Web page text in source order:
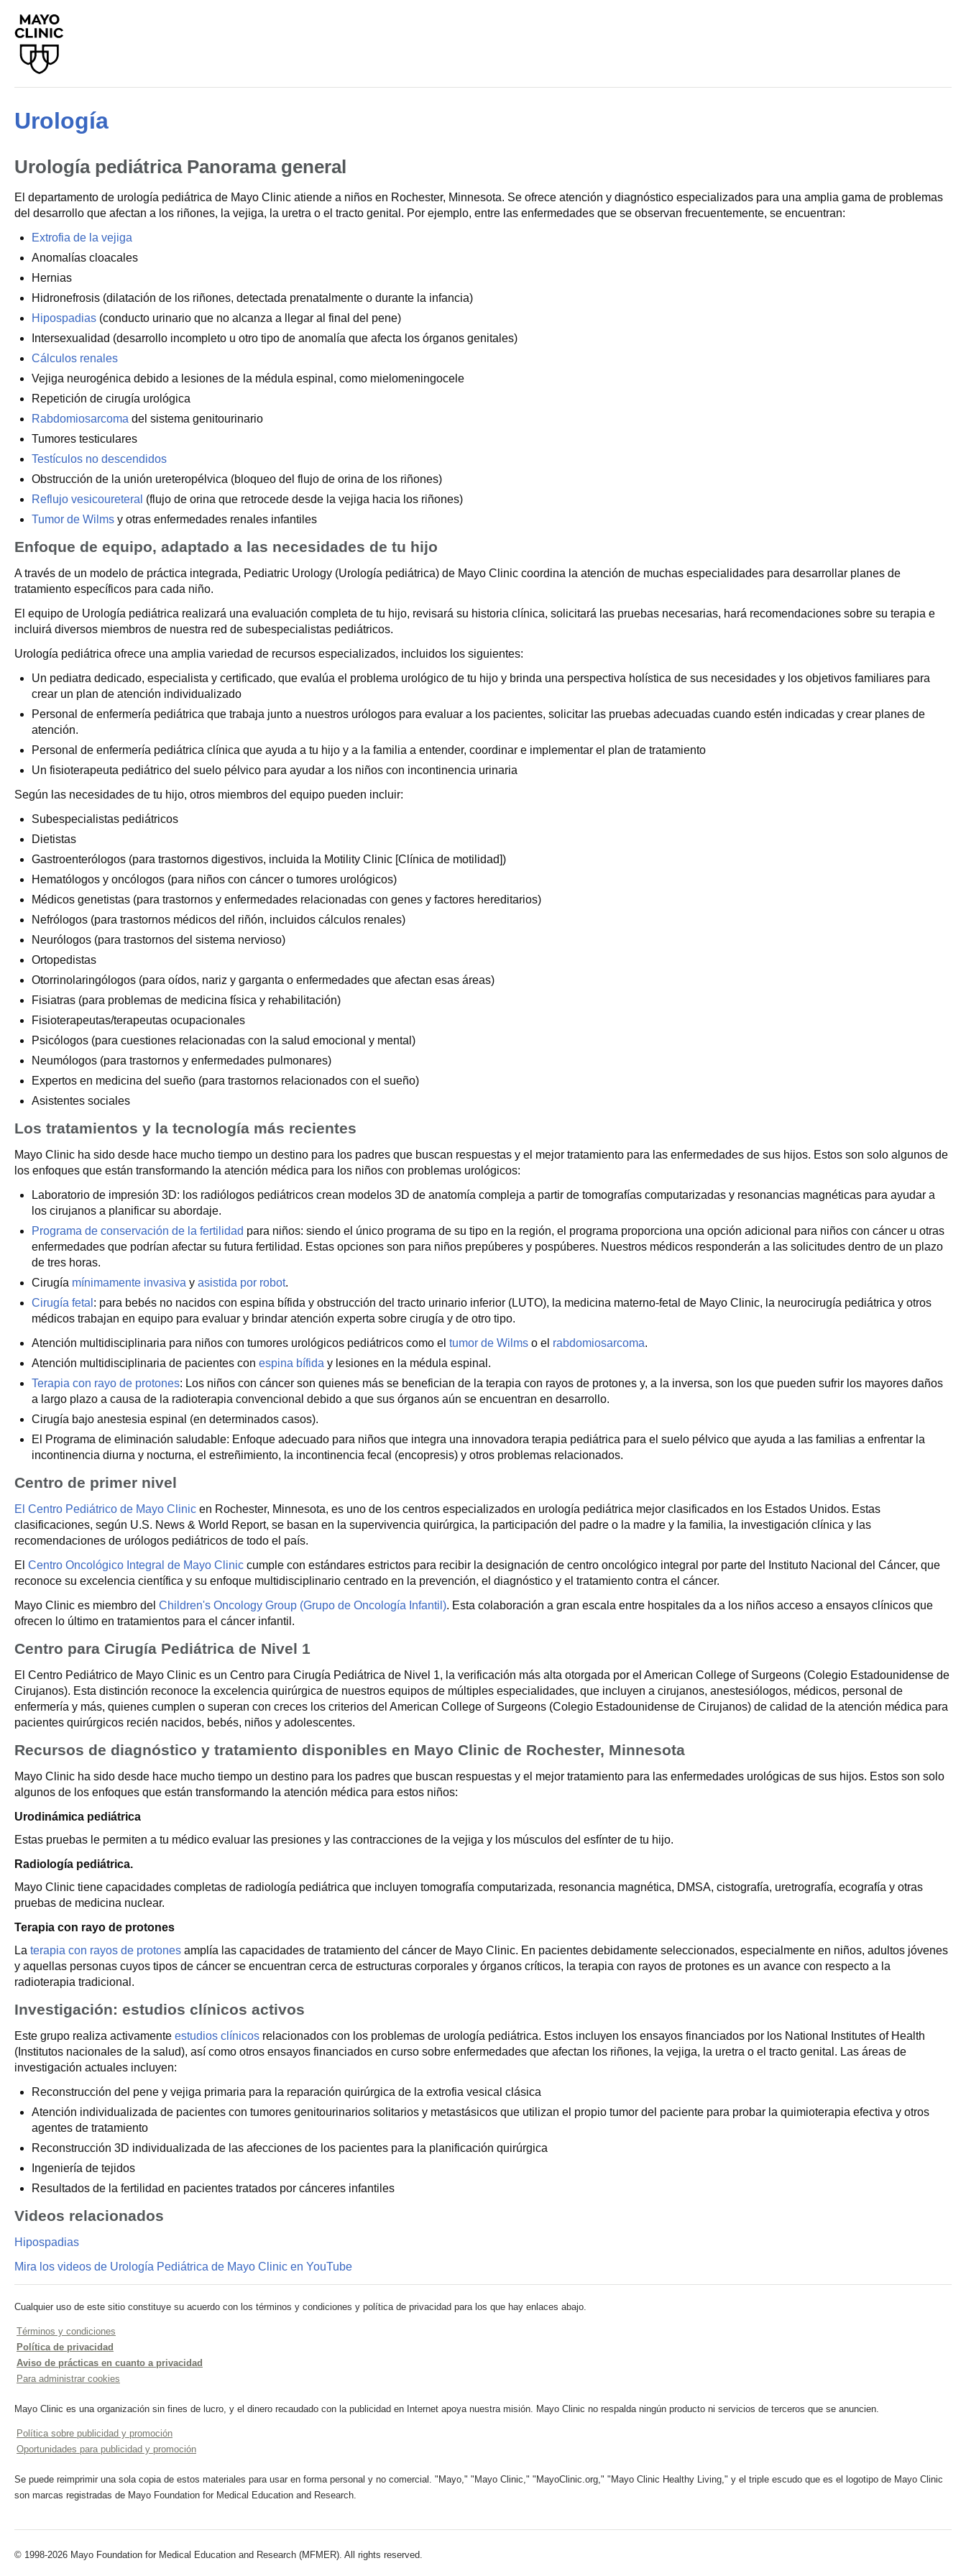
Urología
Urología pediátrica Panorama general
El departamento de urología pediátrica de Mayo Clinic atiende a niños en Rochester, Minnesota. Se ofrece atención y diagnóstico especializados para una amplia gama de problemas
del desarrollo que afectan a los riñones, la vejiga, la uretra o el tracto genital. Por ejemplo, entre las enfermedades que se observan frecuentemente, se encuentran:
Extrofia de la vejiga
Anomalías cloacales
Hernias
Hidronefrosis (dilatación de los riñones, detectada prenatalmente o durante la infancia)
Hipospadias (conducto urinario que no alcanza a llegar al final del pene)
Intersexualidad (desarrollo incompleto u otro tipo de anomalía que afecta los órganos genitales)
Cálculos renales
Vejiga neurogénica debido a lesiones de la médula espinal, como mielomeningocele
Repetición de cirugía urológica
Rabdomiosarcoma del sistema genitourinario
Tumores testiculares
Testículos no descendidos
Obstrucción de la unión ureteropélvica (bloqueo del flujo de orina de los riñones)
Reflujo vesicoureteral (flujo de orina que retrocede desde la vejiga hacia los riñones)
Tumor de Wilms y otras enfermedades renales infantiles
Enfoque de equipo, adaptado a las necesidades de tu hijo
A través de un modelo de práctica integrada, Pediatric Urology (Urología pediátrica) de Mayo Clinic coordina la atención de muchas especialidades para desarrollar planes de
tratamiento específicos para cada niño.
El equipo de Urología pediátrica realizará una evaluación completa de tu hijo, revisará su historia clínica, solicitará las pruebas necesarias, hará recomendaciones sobre su terapia e
incluirá diversos miembros de nuestra red de subespecialistas pediátricos.
Urología pediátrica ofrece una amplia variedad de recursos especializados, incluidos los siguientes:
Un pediatra dedicado, especialista y certificado, que evalúa el problema urológico de tu hijo y brinda una perspectiva holística de sus necesidades y los objetivos familiares para
crear un plan de atención individualizado
Personal de enfermería pediátrica que trabaja junto a nuestros urólogos para evaluar a los pacientes, solicitar las pruebas adecuadas cuando estén indicadas y crear planes de
atención.
Personal de enfermería pediátrica clínica que ayuda a tu hijo y a la familia a entender, coordinar e implementar el plan de tratamiento
Un fisioterapeuta pediátrico del suelo pélvico para ayudar a los niños con incontinencia urinaria
Según las necesidades de tu hijo, otros miembros del equipo pueden incluir:
Subespecialistas pediátricos
Dietistas
Gastroenterólogos (para trastornos digestivos, incluida la Motility Clinic [Clínica de motilidad])
Hematólogos y oncólogos (para niños con cáncer o tumores urológicos)
Médicos genetistas (para trastornos y enfermedades relacionadas con genes y factores hereditarios)
Nefrólogos (para trastornos médicos del riñón, incluidos cálculos renales)
Neurólogos (para trastornos del sistema nervioso)
Ortopedistas
Otorrinolaringólogos (para oídos, nariz y garganta o enfermedades que afectan esas áreas)
Fisiatras (para problemas de medicina física y rehabilitación)
Fisioterapeutas/terapeutas ocupacionales
Psicólogos (para cuestiones relacionadas con la salud emocional y mental)
Neumólogos (para trastornos y enfermedades pulmonares)
Expertos en medicina del sueño (para trastornos relacionados con el sueño)
Asistentes sociales
Los tratamientos y la tecnología más recientes
Mayo Clinic ha sido desde hace mucho tiempo un destino para los padres que buscan respuestas y el mejor tratamiento para las enfermedades de sus hijos. Estos son solo algunos de
los enfoques que están transformando la atención médica para los niños con problemas urológicos:
Laboratorio de impresión 3D: los radiólogos pediátricos crean modelos 3D de anatomía compleja a partir de tomografías computarizadas y resonancias magnéticas para ayudar a
los cirujanos a planificar su abordaje.
Programa de conservación de la fertilidad para niños: siendo el único programa de su tipo en la región, el programa proporciona una opción adicional para niños con cáncer u otras
enfermedades que podrían afectar su futura fertilidad. Estas opciones son para niños prepúberes y pospúberes. Nuestros médicos responderán a las solicitudes dentro de un plazo
de tres horas.
Cirugía mínimamente invasiva y asistida por robot.
Cirugía fetal : para bebés no nacidos con espina bífida y obstrucción del tracto urinario inferior (LUTO), la medicina materno-fetal de Mayo Clinic, la neurocirugía pediátrica y otros
médicos trabajan en equipo para evaluar y brindar atención experta sobre cirugía y de otro tipo.
Atención multidisciplinaria para niños con tumores urológicos pediátricos como el tumor de Wilms o el rabdomiosarcoma.
Atención multidisciplinaria de pacientes con espina bífida y lesiones en la médula espinal.
Terapia con rayo de protones: Los niños con cáncer son quienes más se benefician de la terapia con rayos de protones y, a la inversa, son los que pueden sufrir los mayores daños
a largo plazo a causa de la radioterapia convencional debido a que sus órganos aún se encuentran en desarrollo.
Cirugía bajo anestesia espinal (en determinados casos).
El Programa de eliminación saludable: Enfoque adecuado para niños que integra una innovadora terapia pediátrica para el suelo pélvico que ayuda a las familias a enfrentar la
incontinencia diurna y nocturna, el estreñimiento, la incontinencia fecal (encopresis) y otros problemas relacionados.
Centro de primer nivel
El Centro Pediátrico de Mayo Clinic en Rochester, Minnesota, es uno de los centros especializados en urología pediátrica mejor clasificados en los Estados Unidos. Estas
clasificaciones, según U.S. News & World Report, se basan en la supervivencia quirúrgica, la participación del padre o la madre y la familia, la investigación clínica y las
recomendaciones de urólogos pediátricos de todo el país.
El Centro Oncológico Integral de Mayo Clinic cumple con estándares estrictos para recibir la designación de centro oncológico integral por parte del Instituto Nacional del Cáncer, que
reconoce su excelencia científica y su enfoque multidisciplinario centrado en la prevención, el diagnóstico y el tratamiento contra el cáncer.
Mayo Clinic es miembro del Children's Oncology Group (Grupo de Oncología Infantil). Esta colaboración a gran escala entre hospitales da a los niños acceso a ensayos clínicos que
ofrecen lo último en tratamientos para el cáncer infantil.
Centro para Cirugía Pediátrica de Nivel 1
El Centro Pediátrico de Mayo Clinic es un Centro para Cirugía Pediátrica de Nivel 1, la verificación más alta otorgada por el American College of Surgeons (Colegio Estadounidense de
Cirujanos). Esta distinción reconoce la excelencia quirúrgica de nuestros equipos de múltiples especialidades, que incluyen a cirujanos, anestesiólogos, médicos, personal de
enfermería y más, quienes cumplen o superan con creces los criterios del American College of Surgeons (Colegio Estadounidense de Cirujanos) de calidad de la atención médica para
pacientes quirúrgicos recién nacidos, bebés, niños y adolescentes.
Recursos de diagnóstico y tratamiento disponibles en Mayo Clinic de Rochester, Minnesota
Mayo Clinic ha sido desde hace mucho tiempo un destino para los padres que buscan respuestas y el mejor tratamiento para las enfermedades urológicas de sus hijos. Estos son solo
algunos de los enfoques que están transformando la atención médica para estos niños:
Urodinámica pediátrica
Estas pruebas le permiten a tu médico evaluar las presiones y las contracciones de la vejiga y los músculos del esfínter de tu hijo.
Radiología pediátrica.
Mayo Clinic tiene capacidades completas de radiología pediátrica que incluyen tomografía computarizada, resonancia magnética, DMSA, cistografía, uretrografía, ecografía y otras
pruebas de medicina nuclear.
Terapia con rayo de protones
La terapia con rayos de protones amplía las capacidades de tratamiento del cáncer de Mayo Clinic. En pacientes debidamente seleccionados, especialmente en niños, adultos jóvenes
y aquellas personas cuyos tipos de cáncer se encuentran cerca de estructuras corporales y órganos críticos, la terapia con rayos de protones es un avance con respecto a la
radioterapia tradicional.
Investigación: estudios clínicos activos
Este grupo realiza activamente estudios clínicos relacionados con los problemas de urología pediátrica. Estos incluyen los ensayos financiados por los National Institutes of Health
(Institutos nacionales de la salud), así como otros ensayos financiados en curso sobre enfermedades que afectan los riñones, la vejiga, la uretra o el tracto genital. Las áreas de
investigación actuales incluyen:
Reconstrucción del pene y vejiga primaria para la reparación quirúrgica de la extrofia vesical clásica
Atención individualizada de pacientes con tumores genitourinarios solitarios y metastásicos que utilizan el propio tumor del paciente para probar la quimioterapia efectiva y otros
agentes de tratamiento
Reconstrucción 3D individualizada de las afecciones de los pacientes para la planificación quirúrgica
Ingeniería de tejidos
Resultados de la fertilidad en pacientes tratados por cánceres infantiles
Videos relacionados
Hipospadias
Mira los videos de Urología Pediátrica de Mayo Clinic en YouTube
Cualquier uso de este sitio constituye su acuerdo con los términos y condiciones y política de privacidad para los que hay enlaces abajo.
Términos y condiciones
Política de privacidad
Aviso de prácticas en cuanto a privacidad
Para administrar cookies
Mayo Clinic es una organización sin fines de lucro, y el dinero recaudado con la publicidad en Internet apoya nuestra misión. Mayo Clinic no respalda ningún producto ni servicios de terceros que se anuncien.
Política sobre publicidad y promoción
Oportunidades para publicidad y promoción
Se puede reimprimir una sola copia de estos materiales para usar en forma personal y no comercial. "Mayo," "Mayo Clinic," "MayoClinic.org," "Mayo Clinic Healthy Living," y el triple escudo que es el logotipo de Mayo Clinic
son marcas registradas de Mayo Foundation for Medical Education and Research.
© 1998-2026 Mayo Foundation for Medical Education and Research (MFMER). All rights reserved.